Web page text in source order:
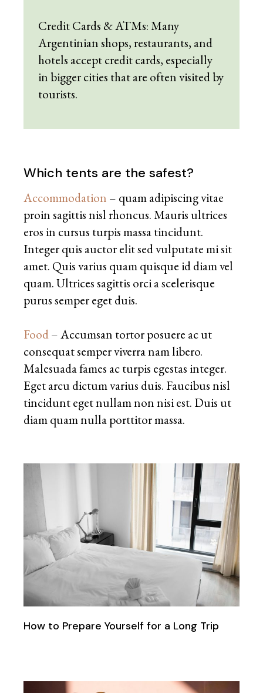
Credit Cards & ATMs: Many
Argentinian shops, restaurants, and
hotels accept credit cards, especially
in bigger cities that are often visited by
tourists.
Which tents are the safest?
Accommodation – quam adipiscing vitae
proin sagittis nisl rhoncus. Mauris ultrices
eros in cursus turpis massa tincidunt.
Integer quis auctor elit sed vulputate mi sit
amet. Quis varius quam quisque id diam vel
quam. Ultrices sagittis orci a scelerisque
purus semper eget duis.
Food– Accumsan tortor posuere ac ut
consequat semper viverra nam libero.
Malesuada fames ac turpis egestas integer.
Eget arcu dictum varius duis. Faucibus nisl
tincidunt eget nullam non nisi est. Duis ut
diam quam nulla porttitor massa.
How to Prepare Yourself for a Long Trip